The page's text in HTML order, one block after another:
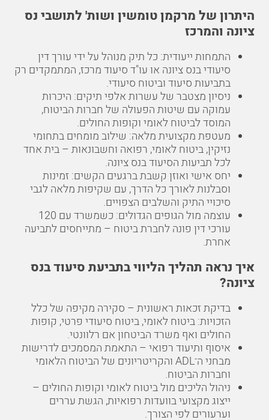
היתרון של מרקמן טומשין ושות' לתושבי נס
ציונה והמרכז
התמחות ייעודית: כל תיק מנוהל על ידי עורך דין
סיעודי בנס ציונה או עו"ד סיעוד מרכז, המתמקדים רק
בתביעות סיעוד וביטוח סיעודי.
ניסיון מצטבר של עשרות אלפי תיקים: היכרות
עמוקה עם שיטות הפעולה של חברות הביטוח,
המוסד לביטוח לאומי וקופות החולים.
מעטפת מקצועית מלאה: שילוב מומחים בתחומי
נזיקין, ביטוח לאומי, רפואה וחשבונאות – בית אחד
לכל תביעות הסיעוד בנס ציונה.
יחס אישי ואוזן קשבת ברגעים הקשים: זמינות
וסבלנות לאורך כל הדרך, עם שקיפות מלאה לגבי
סיכויי התיק והשלבים הצפויים.
עוצמה מול הגופים הגדולים: כשמשרד עם 120
עורכי דין פונה לחברת ביטוח – מתייחסים לתביעה
אחרת.
איך נראה תהליך הליווי בתביעת סיעוד בנס
ציונה?
בדיקת זכאות ראשונית – סקירה מקיפה של כלל
הזכויות: ביטוח לאומי, ביטוח סיעודי פרטי, קופות
החולים ואף משרד הביטחון אם רלוונטי.
איסוף ותיעוד רפואי – התאמת המסמכים לדרישות
מבחני ה־ADL והקריטריונים של הביטוח הלאומי
וחברות הביטוח.
ניהול הליכים מול ביטוח לאומי וקופות החולים –
ייצוג מקצועי בוועדות רפואיות, הגשת עררים
וערעורים לפי הצורך.